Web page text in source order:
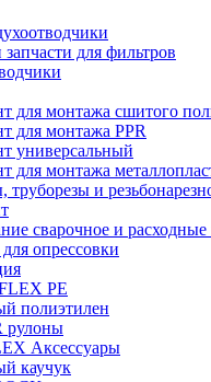
для фильтров
для монтажа сшитого
для монтажа PPR
универсальный
для монтажа
труборезы и
сварочное и
опрессовки
PE
полиэтилен
рулоны
Аксессуары
каучук